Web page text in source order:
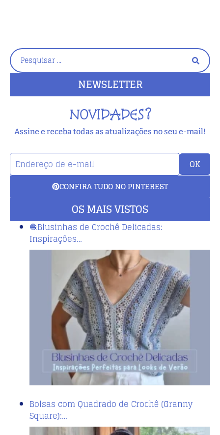
NEWSLETTER
NOVIDADES?
Assine e receba todas as atualizações no seu e-mail!
OK
CONFIRA TUDO NO PINTEREST
OS MAIS VISTOS
🧶Blusinhas de Crochê Delicadas:
Inspirações…
Bolsas com Quadrado de Crochê (Granny
Square):…